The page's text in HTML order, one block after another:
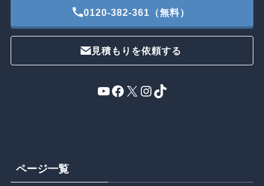
0120-382-361（無料）
見積もりを依頼する
YouTube
Facebook
X Instagram
TikTok
ページ一覧